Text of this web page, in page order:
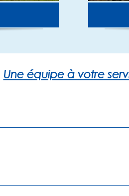
Une équipe à votre